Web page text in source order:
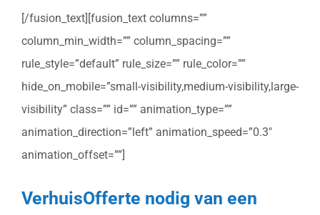
[/fusion_text][fusion_text columns=””
column_min_width=”” column_spacing=””
rule_style=”default” rule_size=”” rule_color=””
hide_on_mobile=”small-visibility,medium-visibility,large-
visibility” class=”” id=”” animation_type=””
animation_direction=”left” animation_speed=”0.3″
animation_offset=””]
VerhuisOfferte nodig van een